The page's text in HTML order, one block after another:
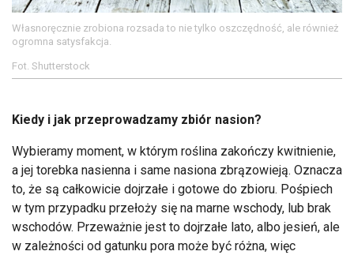
Własnoręcznie zrobiona rozsada to nie tylko oszczędność, ale również
ogromna satysfakcja.
Fot. Shutterstock
Kiedy i jak przeprowadzamy zbiór nasion?
Wybieramy moment, w którym roślina zakończy kwitnienie,
a jej torebka nasienna i same nasiona zbrązowieją. Oznacza
to, że są całkowicie dojrzałe i gotowe do zbioru. Pośpiech
w tym przypadku przełoży się na marne wschody, lub brak
wschodów. Przeważnie jest to dojrzałe lato, albo jesień, ale
w zależności od gatunku pora może być różna, więc